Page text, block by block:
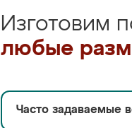
Изготовим
любые
Часто задаваемые